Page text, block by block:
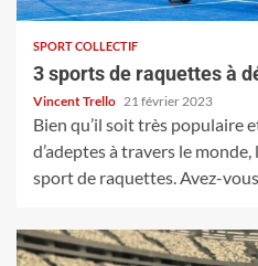
SPORT COLLECTIF
3 sports de raquettes à
Vincent Trello 21 février 2023
Bien qu’il soit très populaire
d’adeptes à travers le monde,
sport de raquettes. Avez-